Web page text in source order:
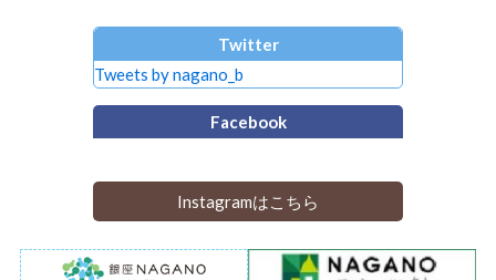
Twitter
Tweets by nagano_b
Facebook
Instagramはこちら